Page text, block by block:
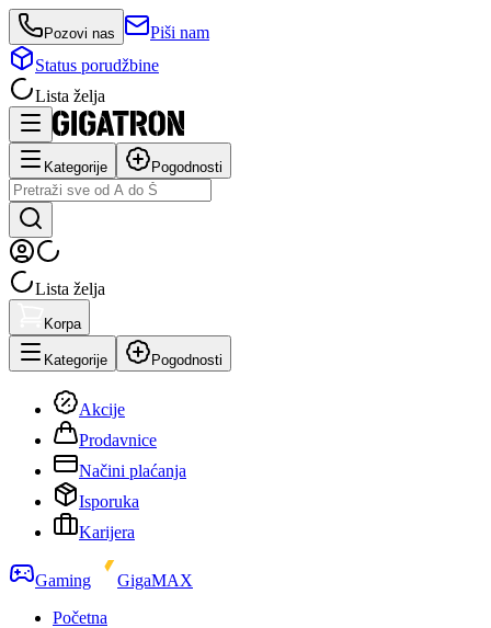
Pozovi nas
Piši nam
Status porudžbine
Lista želja
Kategorije Pogodnosti
Lista želja
Korpa
Kategorije Pogodnosti
Akcije
Prodavnice
Načini plaćanja
Isporuka
Karijera
Gaming
GigaMAX
Početna